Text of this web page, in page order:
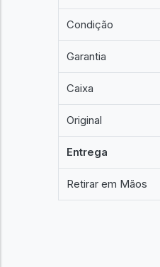
Condição
Garantia
Caixa
Original
Entrega
Retirar em Mãos